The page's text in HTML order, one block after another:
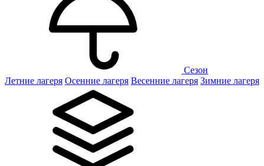
Сезон
Летние лагеря Осенние лагеря Весенние лагеря Зимние лагеря